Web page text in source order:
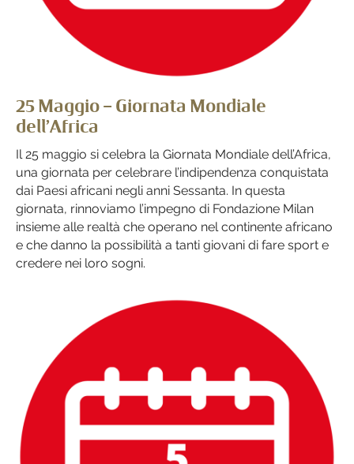
25 Maggio – Giornata Mondiale
dell’Africa
Il 25 maggio si celebra la Giornata Mondiale dell’Africa,
una giornata per celebrare l’indipendenza conquistata
dai Paesi africani negli anni Sessanta. In questa
giornata, rinnoviamo l’impegno di Fondazione Milan
insieme alle realtà che operano nel continente africano
e che danno la possibilità a tanti giovani di fare sport e
credere nei loro sogni.